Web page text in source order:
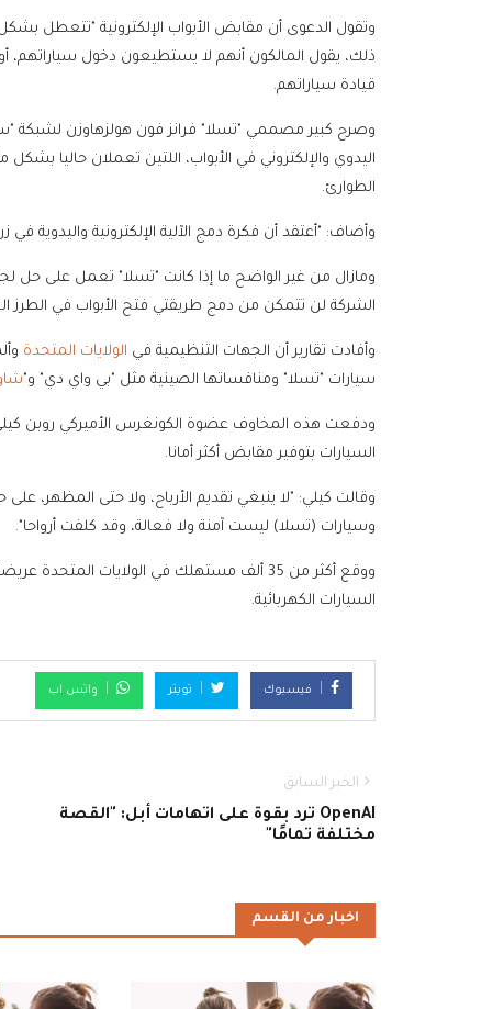
وتقول الدعوى أن مقابض الأبواب الإلكترونية "تتعطل
ذلك، يقول المالكون أنهم لا يستطيعون دخول سياراتهم،
قيادة سياراتهم.
وصرح كبير مصممي "تسلا" فرانز فون هولزهاوزن لشبكة "سي
اليدوي والإلكتروني في الأبواب، اللتين تعملان حاليا
الطوارئ.
وأضاف: "أعتقد أن فكرة دمج الآلية الإلكترونية واليدوية
ومازال من غير الواضح ما إذا كانت "تسلا" تعمل على حل
الشركة لن تتمكن من دمج طريقتي فتح الأبواب في الطرز
وأفادت تقارير أن الجهات التنظيمية في الولايات المتحدة
سيارات "تسلا" ومنافساتها الصينية مثل "بي واي دي" و"
ودفعت هذه المخاوف عضوة الكونغرس الأميركي روبن
السيارات بتوفير مقابض أكثر أمانا.
وقالت كيلي: "لا ينبغي تقديم الأرباح، ولا حتى المظهر،
وسيارات (تسلا) ليست آمنة ولا فعالة، وقد كلفت أرواحا".
ووقع أكثر من 35 ألف مستهلك في الولايات
السيارات الكهربائية.
فيسبوك تويتر واتس اب
الخبر السابق
OpenAI ترد بقوة على اتهامات أبل: "القصة
مختلفة تمامًا"
اخبار من القسم